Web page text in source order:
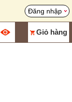
Đăng nhập
Giỏ hàng